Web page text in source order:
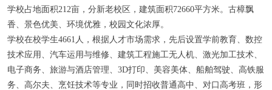
学校占地面积212亩，分新老校区，建筑面积72660平方米。古樟飘
香、景色优美、环境优雅，校园文化浓厚。
学校在校学生4661人，根据人才市场需求，先后设置学前教育、数控
技术应用、汽车运用与维修、建筑工程施工无人机、激光加工技术、
电子商务、旅游与酒店管理、3D打印、美容美体、船舶驾驶、高铁服
务、高尔夫、烹饪技术等专业，同时招收普通高中、对口高考班，形